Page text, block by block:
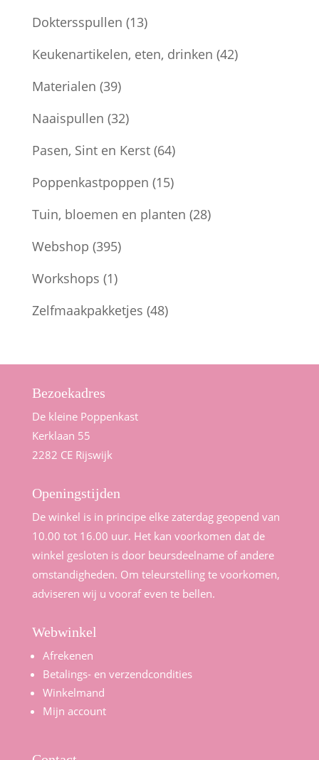
Doktersspullen (13)
Keukenartikelen, eten, drinken (42)
Materialen (39)
Naaispullen (32)
Pasen, Sint en Kerst (64)
Poppenkastpoppen (15)
Tuin, bloemen en planten (28)
Webshop (395)
Workshops (1)
Zelfmaakpakketjes (48)
Bezoekadres
De kleine Poppenkast
Kerklaan 55
2282 CE Rijswijk
Openingstijden
De winkel is in principe elke zaterdag geopend van
10.00 tot 16.00 uur. Het kan voorkomen dat de
winkel gesloten is door beursdeelname of andere
omstandigheden. Om teleurstelling te voorkomen,
adviseren wij u vooraf even te bellen.
Webwinkel
Afrekenen
Betalings- en verzendcondities
Winkelmand
Mijn account